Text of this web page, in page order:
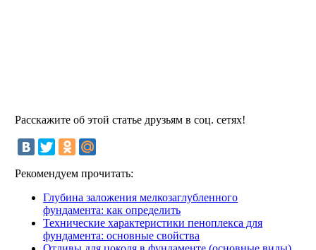
Расскажите об этой статье друзьям в соц. сетях!
Рекомендуем прочитать:
Глубина заложения мелкозаглубленного
фундамента: как определить
Технические характеристики пеноплекса для
фундамента: основные свойства